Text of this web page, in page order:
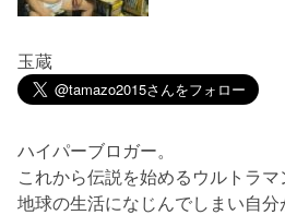
玉蔵
ハイパーブロガー。
これから伝説を始めるウルトラマ
地球の生活になじんでしまい自